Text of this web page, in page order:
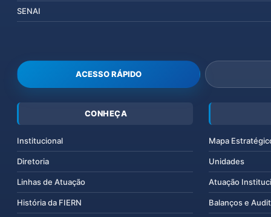
SENAI
ACESSO RÁPIDO
CONHEÇA
Institucional
Diretoria
Linhas de Atuação
História da FIERN
Mapa
Unidades
Atuação
Balanços e